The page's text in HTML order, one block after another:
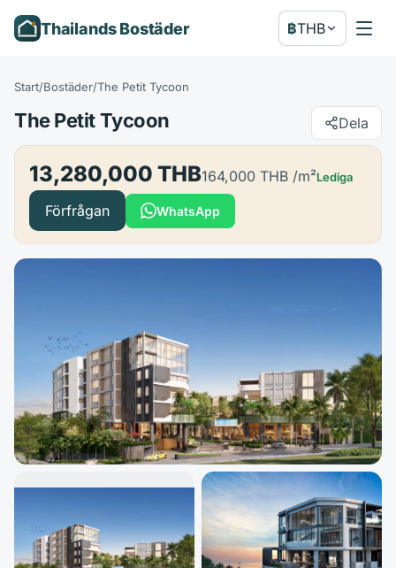
Thailands Bostäder ฿THB
Start/Bostäder/The Petit Tycoon
The Petit Tycoon Dela
13,280,000 THB164,000 THB /m²Lediga
Förfrågan WhatsApp